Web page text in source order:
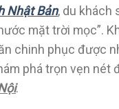
Nhật Bản, du khách
mặt trời mọc”.
chinh phục được
phá trọn vẹn nét
.